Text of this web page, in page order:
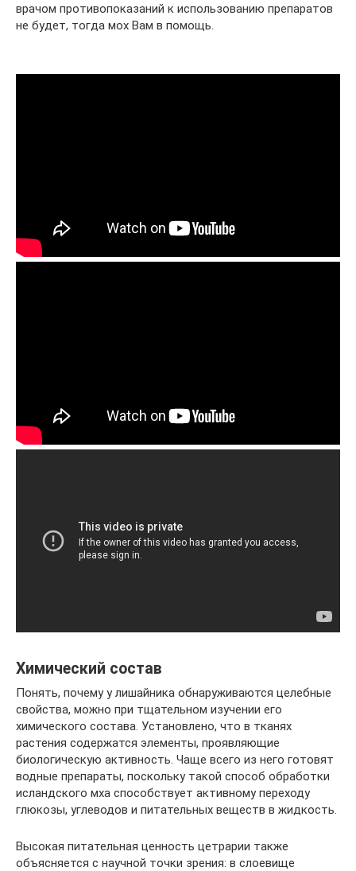
врачом противопоказаний к использованию препаратов
не будет, тогда мох Вам в помощь.
Химический состав
Понять, почему у лишайника обнаруживаются целебные
свойства, можно при тщательном изучении его
химического состава. Установлено, что в тканях
растения содержатся элементы, проявляющие
биологическую активность. Чаще всего из него готовят
водные препараты, поскольку такой способ обработки
исландского мха способствует активному переходу
глюкозы, углеводов и питательных веществ в жидкость.
Высокая питательная ценность цетрарии также
объясняется с научной точки зрения: в слоевище